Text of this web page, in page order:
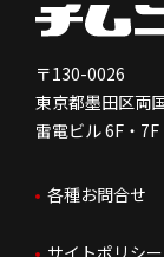
免責事項
株価情報
IRお問合せ
人を知る
はたらく環境
人財育成
独立支援につ
FC加盟店お問
〒130-0026
東京都墨田区両
雷電ビル 6F・
各種お問合せ
サイトポリシー